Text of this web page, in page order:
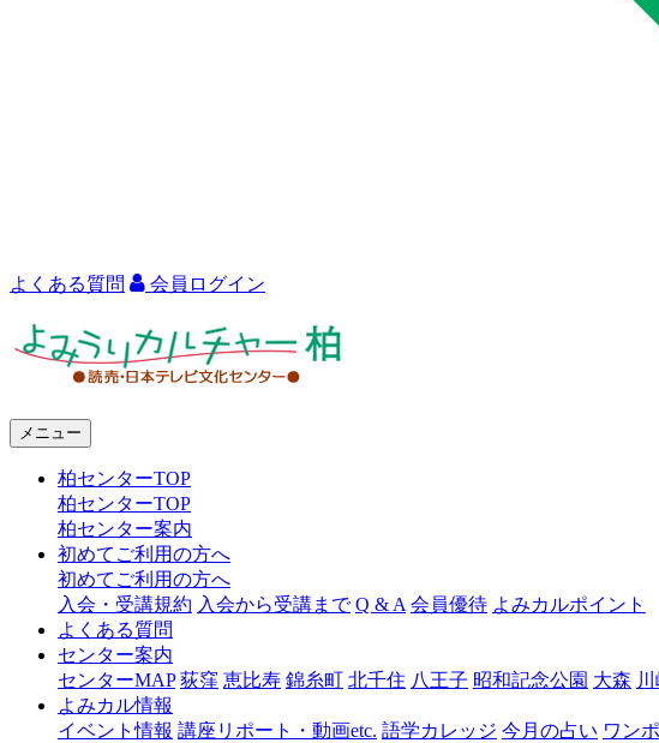
よくある質問 会員ログイン
ャ
柏
メニュー
柏センターTOP
柏センターTOP
柏センター案内
初めてご利用の方へ
初めてご利用の方へ
入会・受講規約 入会から受講まで Q & A 会員優待 よみカルポイント
よくある質問
センター案内
センターMAP 荻窪 恵比寿 錦糸町 北千住 八王子 昭和記念公園 大森
よみカル情報
イベント情報 講座リポート・動画etc. 語学カレッジ 今月の占い ワン